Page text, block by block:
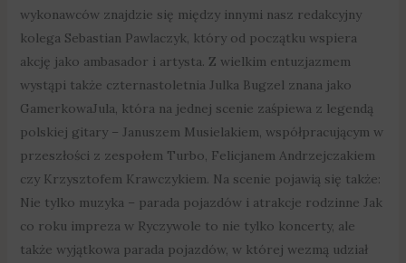
wykonawców znajdzie się między innymi nasz redakcyjny
kolega Sebastian Pawlaczyk, który od początku wspiera
akcję jako ambasador i artysta. Z wielkim entuzjazmem
wystąpi także czternastoletnia Julka Bugzel znana jako
GamerkowaJula, która na jednej scenie zaśpiewa z legendą
polskiej gitary – Januszem Musielakiem, współpracującym w
przeszłości z zespołem Turbo, Felicjanem Andrzejczakiem
czy Krzysztofem Krawczykiem. Na scenie pojawią się także:
Nie tylko muzyka – parada pojazdów i atrakcje rodzinne Jak
co roku impreza w Ryczywole to nie tylko koncerty, ale
także wyjątkowa parada pojazdów, w której wezmą udział